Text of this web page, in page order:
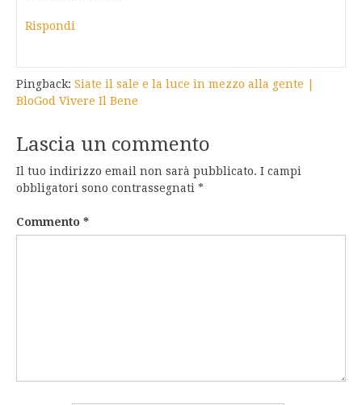
Rispondi
Pingback: Siate il sale e la luce in mezzo alla gente |
BloGod Vivere Il Bene
Lascia un commento
Il tuo indirizzo email non sarà pubblicato. I campi
obbligatori sono contrassegnati *
Commento *